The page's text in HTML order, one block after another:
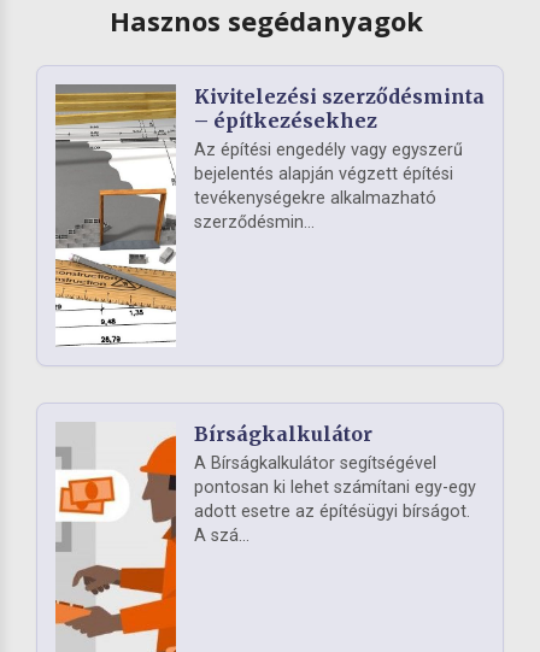
Hasznos segédanyagok
Kivitelezési szerződésminta
– építkezésekhez
Az építési engedély vagy egyszerű
bejelentés alapján végzett építési
tevékenységekre alkalmazható
szerződésmin...
Bírságkalkulátor
A Bírságkalkulátor segítségével
pontosan ki lehet számítani egy-egy
adott esetre az építésügyi bírságot.
A szá...